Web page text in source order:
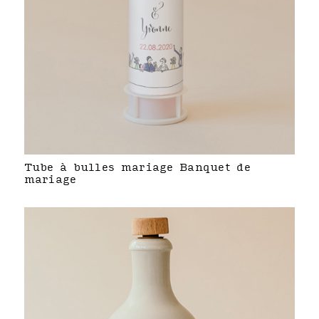
Tube à bulles mariage Banquet de
mariage